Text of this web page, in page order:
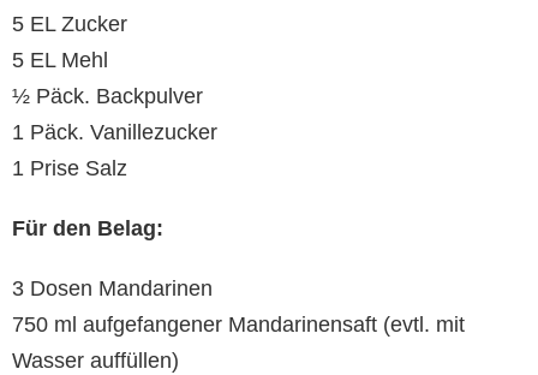
5 EL Zucker
5 EL Mehl
½ Päck. Backpulver
1 Päck. Vanillezucker
1 Prise Salz
Für den Belag:
3 Dosen Mandarinen
750 ml aufgefangener Mandarinensaft (evtl. mit
Wasser auffüllen)